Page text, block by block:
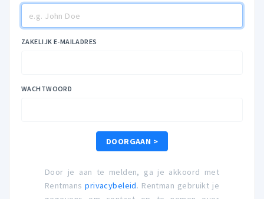
ZAKELIJK E-MAILADRES
WACHTWOORD
DOORGAAN >
Door je aan te melden, ga je akkoord met
Rentmansprivacybeleid. Rentman gebruikt je